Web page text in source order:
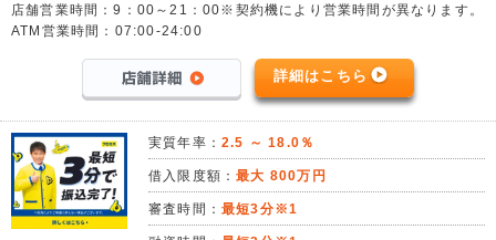
店舗営業時間：9：00～21：00※契約機により営業時間が異なります。
ATM営業時間：07:00-24:00
詳細はこちら
実質年率： 2.5 ～ 18.0％
借入限度額：最大 800万円
審査時間： 最短3分※1